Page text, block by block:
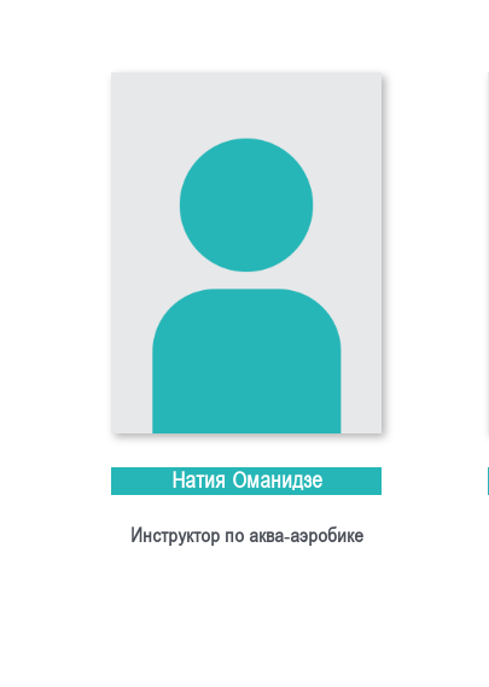
Натия Оманидзе
Инструктор по аква-аэробике